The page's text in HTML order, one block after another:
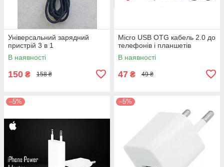
Універсальний зарядний
пристрій 3 в 1
В наявності
150 ₴ 158 ₴
Micro USB OTG кабель 2.0 до
телефонів і планшетів
В наявності
47 ₴ 49 ₴
–5% –5%